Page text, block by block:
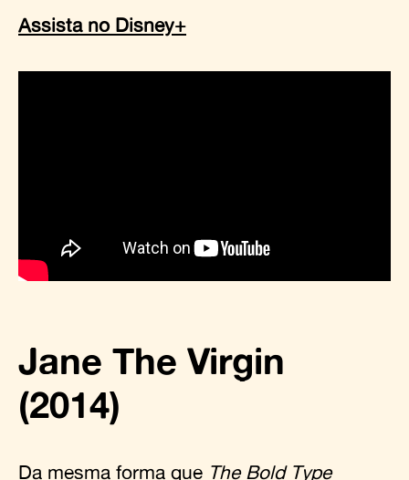
Assista no Disney+
Jane The Virgin
(2014)
Da mesma forma que The Bold Type